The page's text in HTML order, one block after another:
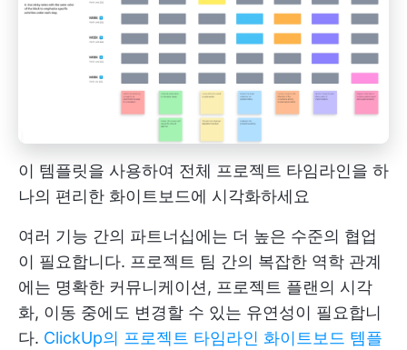
이 템플릿을 사용하여 전체 프로젝트 타임라인을 하
나의 편리한 화이트보드에 시각화하세요
여러 기능 간의 파트너십에는 더 높은 수준의 협업
이 필요합니다. 프로젝트 팀 간의 복잡한 역학 관계
에는 명확한 커뮤니케이션, 프로젝트 플랜의 시각
화, 이동 중에도 변경할 수 있는 유연성이 필요합니
다. ClickUp의 프로젝트 타임라인 화이트보드 템플